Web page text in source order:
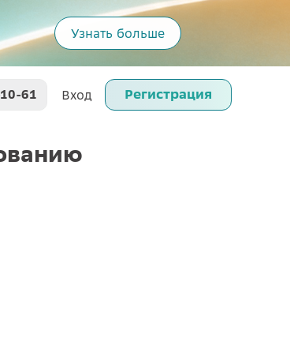
Узнать больше
61 Вход Регистрация